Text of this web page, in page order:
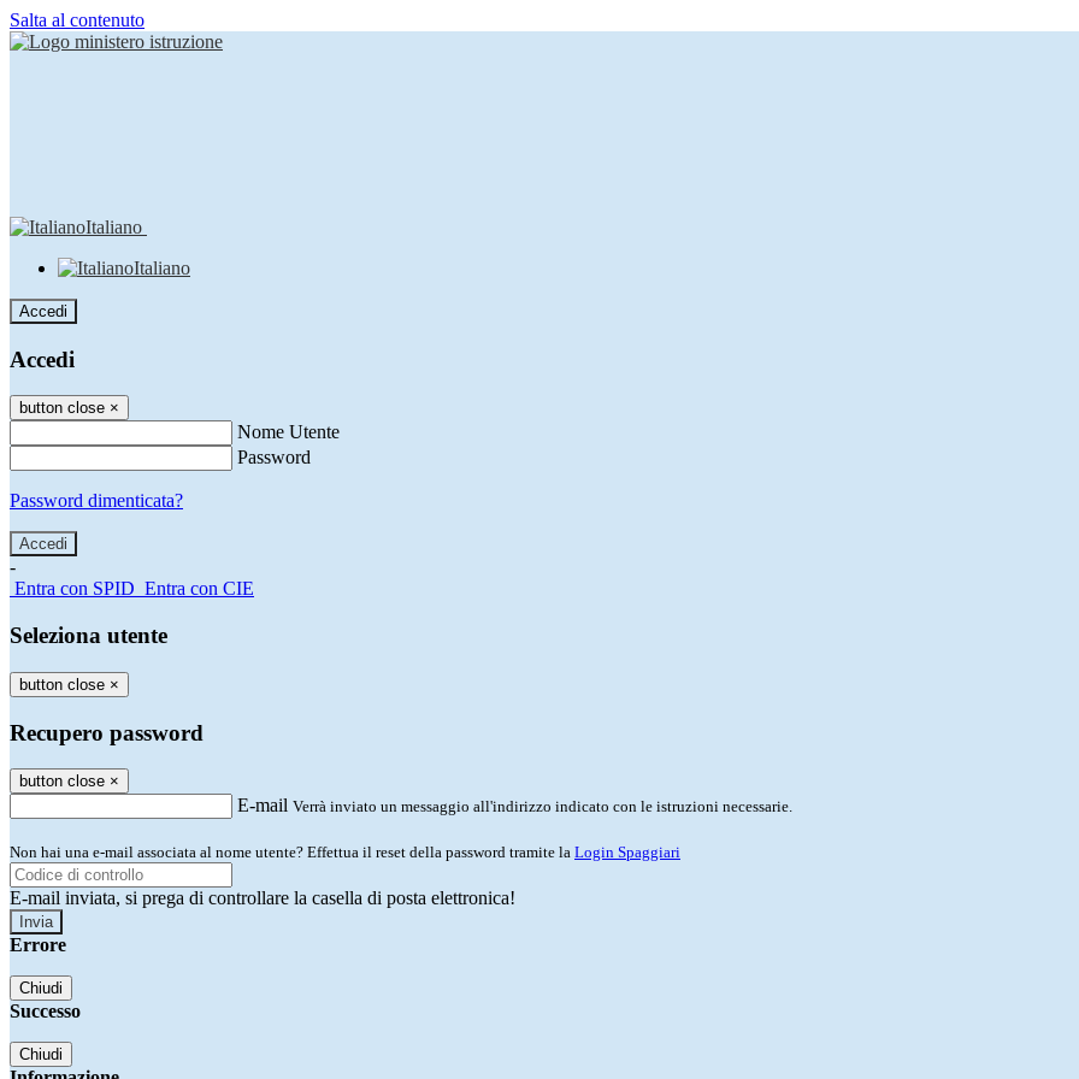
Salta al contenuto
Italiano
Italiano
Accedi
Accedi
button close ×
Nome Utente
Password
Password dimenticata?
-
Entra con SPID Entra con CIE
Seleziona utente
button close ×
Recupero password
button close ×
E-mail Verrà inviato un messaggio all'indirizzo indicato con le istruzioni necessarie.
Non hai una e-mail associata al nome utente? Effettua il reset della password tramite la Login Spaggiari
E-mail inviata, si prega di controllare la casella di posta elettronica!
Errore
Chiudi
Successo
Chiudi